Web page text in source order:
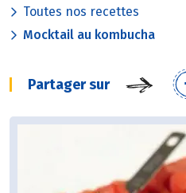
Toutes nos recettes
Mocktail au kombucha
Partager sur